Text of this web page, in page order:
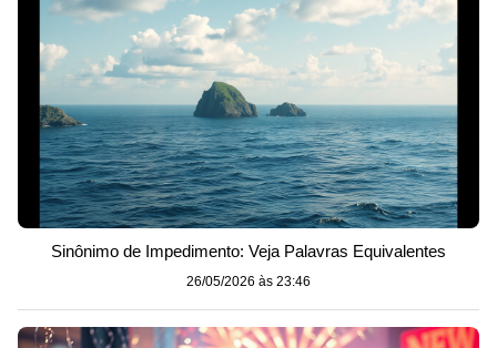
Sinônimo de Impedimento: Veja Palavras Equivalentes
26/05/2026 às 23:46